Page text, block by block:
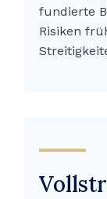
fundierte
Risiken